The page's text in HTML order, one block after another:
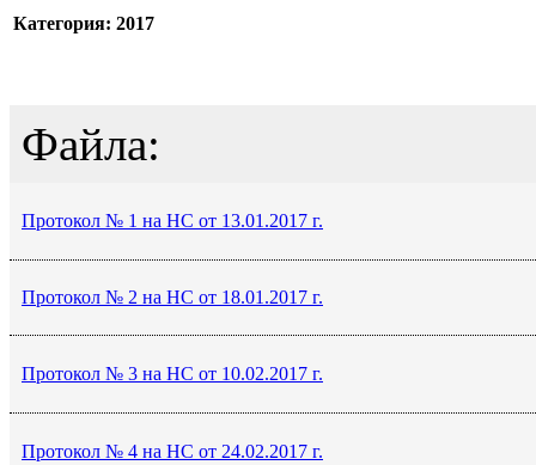
Категория: 2017
Файла:
Протокол № 1 на НС от 13.01.2017 г.
Протокол № 2 на НС от 18.01.2017 г.
Протокол № 3 на НС от 10.02.2017 г.
Протокол № 4 на НС от 24.02.2017 г.